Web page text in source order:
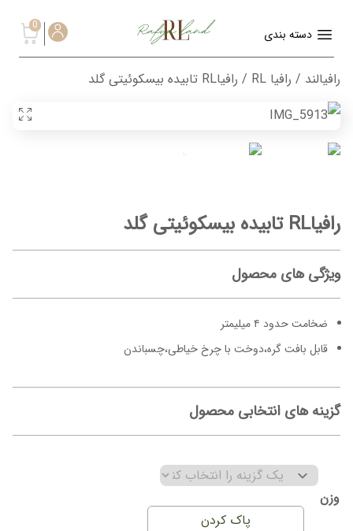
دسته بندی
0
رافیالند / رافیا RL / رافیاRL تابیده بیسکوئیتی گلد
رافیاRL تابیده بیسکوئیتی گلد
ویژگی های محصول
ضخامت حدود ۴ میلیمتر
قابل بافت گره،دوخت با چرخ خیاطی،چسباندن
گزینه های انتخابی محصول
وزن
پاک کردن